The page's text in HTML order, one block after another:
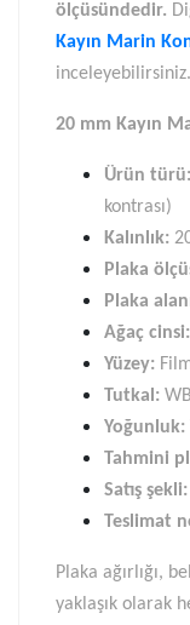
ölçüsündedir.
Kayın Marin
inceleyebilirsiniz.
20 mm Kayın
Ürün türü:
kontrası)
Kalınlık:
Plaka
Plaka
Ağaç cinsi:
Yüzey:
Tutkal:
Yoğunluk:
Tahmini
Satış şekli:
Teslimat
Plaka ağırlığı,
yaklaşık olarak